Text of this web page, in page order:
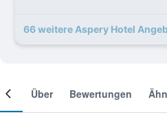
66 weitere Aspery Hotel
Über Bewertungen